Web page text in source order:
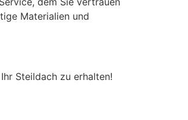
Materialien und
Steildach zu erhalten!